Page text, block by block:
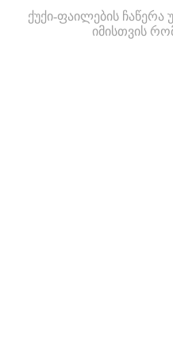
ქუქი-ფაილების ჩაწერა
იმისთვის